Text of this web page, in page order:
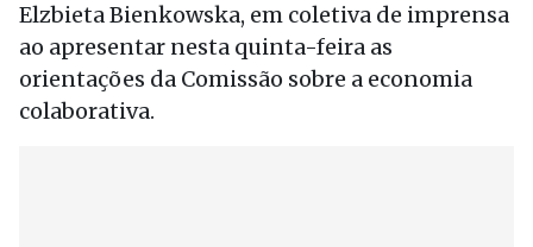
Elzbieta Bienkowska, em coletiva de imprensa
ao apresentar nesta quinta-feira as
orientações da Comissão sobre a economia
colaborativa.